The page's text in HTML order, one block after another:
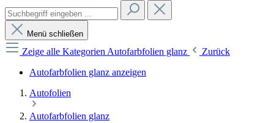
Menü schließen
Zeige alle Kategorien Autofarbfolien glanz
Zurück
Autofarbfolien glanz anzeigen
Autofolien
Autofarbfolien glanz